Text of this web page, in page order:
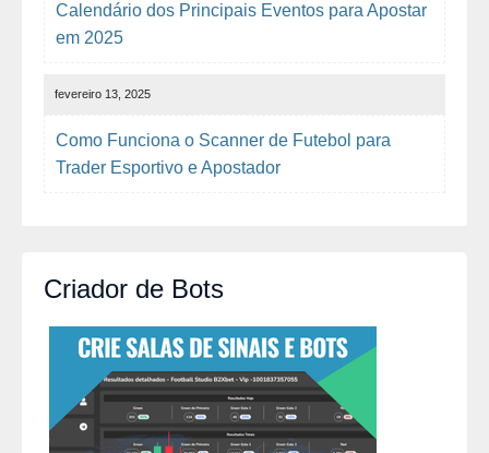
Calendário dos Principais Eventos para Apostar
em 2025
Como Funciona o Scanner de Futebol para
Trader Esportivo e Apostador
fevereiro 13, 2025
Criador de Bots